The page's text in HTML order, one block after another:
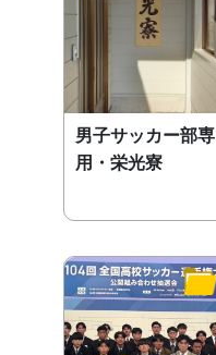
男子サッカー部専
用・栄光寮